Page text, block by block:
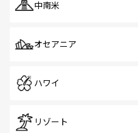
中南米
オセアニア
ハワイ
リゾート